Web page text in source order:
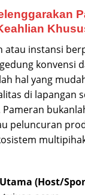
atau instansi
konvensi
hal yang
di lapangan
peluncuran
(Host/